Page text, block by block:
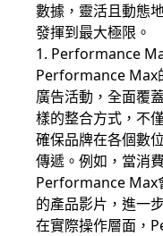
數據，靈活且動態
發揮到最大極限。
1. Performance
Performance Max
廣告活動，全面覆
樣的整合方式，不
確保品牌在各個數
傳遞。例如，當消
Performance Max
的產品影片，進一
在實際操作層面，